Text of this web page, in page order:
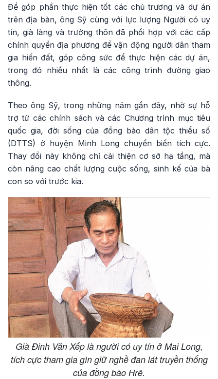
Để góp phần thực hiện tốt các chủ trương và dự án
trên địa bàn, ông Sỹ cùng với lực lượng Người có uy
tín, già làng và trưởng thôn đã phối hợp với các cấp
chính quyền địa phương để vận động người dân tham
gia hiến đất, góp công sức để thực hiện các dự án,
trong đó nhiều nhất là các công trình đường giao
thông.
Theo ông Sỹ, trong những năm gần đây, nhờ sự hỗ
trợ từ các chính sách và các Chương trình mục tiêu
quốc gia, đời sống của đồng bào dân tộc thiểu số
(DTTS) ở huyện Minh Long chuyển biến tích cực.
Thay đổi này không chỉ cải thiện cơ sở hạ tầng, mà
còn nâng cao chất lượng cuộc sống, sinh kế của bà
con so với trước kia.
Già Đinh Văn Xếp là người có uy tín ở Mai Long,
tích cực tham gia gìn giữ nghề đan lát truyền thống
của đồng bào Hrê.